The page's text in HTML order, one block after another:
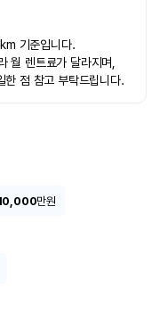
기준입니다.
월 렌트료가 달라지며,
한 점 참고 부탁드립니다.
만원